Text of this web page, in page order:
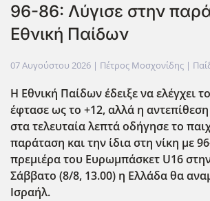
96-86: Λύγισε στην
Εθνική Παίδων
07 Αυγούστου 2026 | Πέτρος Μοσχονίδης |
Η Εθνική Παίδων έδειξε να ελέγχει
έφτασε ως το +12, αλλά η αντεπίθεση
στα τελευταία λεπτά οδήγησε το
παράταση και την ίδια στη νίκη με
πρεμιέρα του Ευρωμπάσκετ U16
Σάββατο (8/8, 13.00) η Ελλάδα θα
Ισραήλ.